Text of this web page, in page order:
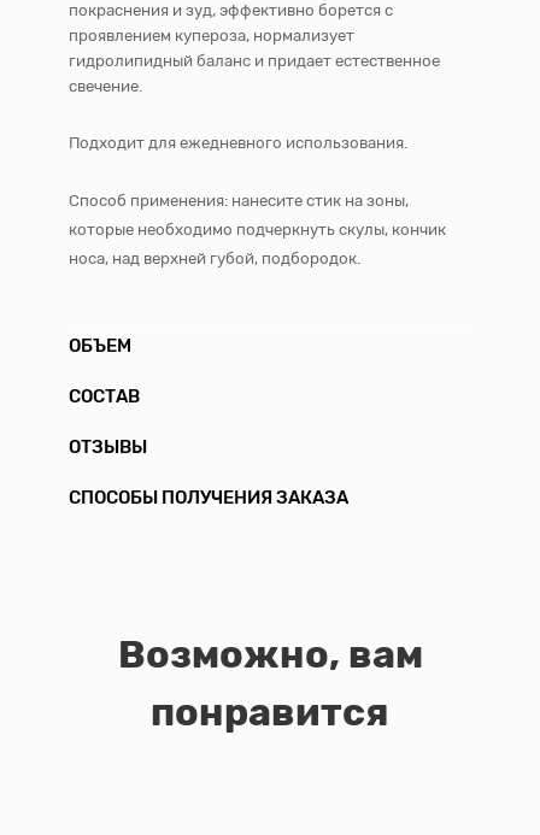
покраснения и зуд, эффективно борется с
проявлением купероза, нормализует
гидролипидный баланс и придает естественное
свечение.
Подходит для ежедневного использования.
Способ применения: нанесите стик на зоны,
которые необходимо подчеркнуть скулы, кончик
носа, над верхней губой, подбородок.
ОБЪЕМ
СОСТАВ
ОТЗЫВЫ
СПОСОБЫ ПОЛУЧЕНИЯ ЗАКАЗА
Возможно, вам
понравится